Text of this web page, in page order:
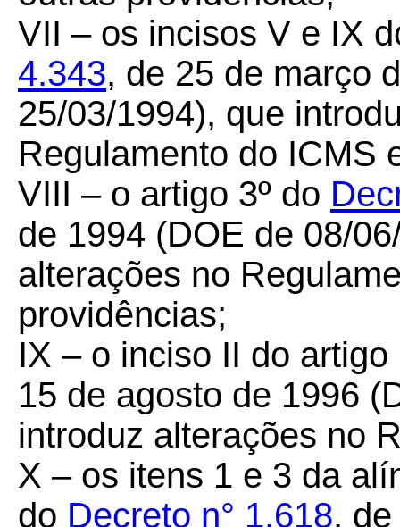
VII – os incisos V e IX
4.343, de 25 de março
25/03/1994), que
Regulamento do ICMS
VIII – o artigo 3º do
de 1994 (DOE de 08/
alterações no
providências;
IX – o inciso II do
15 de agosto de 1996
introduz alterações no
X – os itens 1 e 3 da
do Decreto n° 1.618,